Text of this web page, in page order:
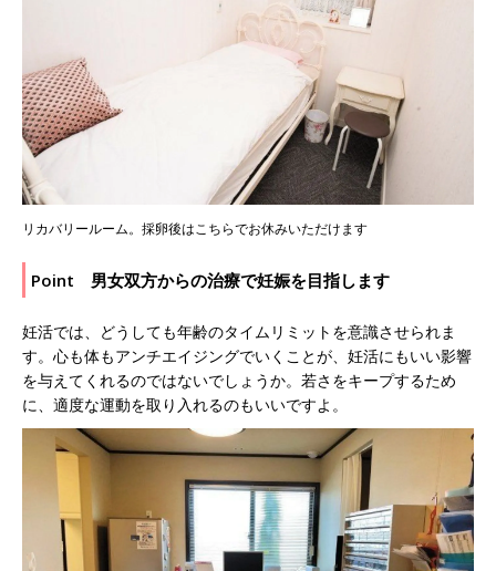
リカバリールーム。採卵後はこちらでお休みいただけます
Point 男女双方からの治療で妊娠を目指します
妊活では、どうしても年齢のタイムリミットを意識させられま
す。心も体もアンチエイジングでいくことが、妊活にもいい影響
を与えてくれるのではないでしょうか。若さをキープするため
に、適度な運動を取り入れるのもいいですよ。